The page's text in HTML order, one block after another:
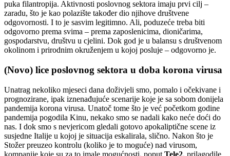
puka filantropija. Aktivnosti poslovnog sektora imaju prvi cilj –
zaradu, što je kao polazište također dio njihove društvene
odgovornosti. I to je sasvim legitimno. Ali, poduzeće treba biti
odgovorno prema svima – prema zaposlenicima, dioničarima,
gospodarstvu, društvu u cjelini. Dok god je u balansu s društvenom
okolinom i prirodnim okruženjem u kojoj posluje – odgovorno je.
(Novo) lice poslovnog sektora u doba korona virusa
Unatrag nekoliko mjeseci dana doživjeli smo, pomalo i očekivane i
prognozirane, ipak iznenađujuće scenarije koje je sa sobom donijela
pandemija korona virusa. Unatoč tome što je već početkom godine
pandemija pogodila Kinu, nekako smo se nadali kako neće doći do
nas. I dok smo s nevjericom gledali gotovo apokaliptične scene iz
susjedne Italije u kojoj je situacija eskalirala, slično. Nakon što je
Stožer preuzeo kontrolu (koliko je to moguće) nad virusom,
kompanije koje su za to imale mogućnosti, poput Tele2, prilagodile